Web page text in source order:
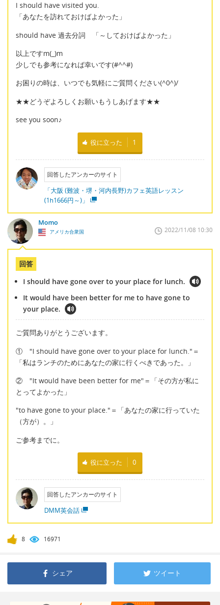
I should have visited you.
「あなたを訪れておけばよかった」
should have 過去分詞 「～しておけばよかった」
以上ですm(_)m
少しでも参考になれば幸いです(#^^#)
お困りの時は、いつでも気軽にご質問ください(^0^)/
★★どうぞよろしくお願いもうしあげます★★
see you soon♪
役に立った 1
回答したアンカーのサイト
「大阪 (難波・堺・河内長野)カフェ英語レッスン
(1h1666円～)」
Momo
アメリカ合衆国 2022/11/08 10:30
回答
I should have gone over to your place for lunch.
It would have been better for me to have gone to
your place.
ご質問ありがとうございます。
① "I should have gone over to your place for lunch."＝
「私はランチのためにあなたの家に行くべきであった。」
② "It would have been better for me"＝「その方が私に
とってよかった」
"to have gone to your place."＝「あなたの家に行っていた
（方が）。」
ご参考までに。
役に立った 0
回答したアンカーのサイト
DMM英会話
8 16971
シェア ツイート